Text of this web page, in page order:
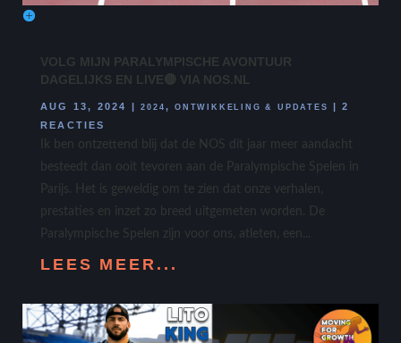
VOLG MIJN PARALYMPISCHE AVONTUUR
DAGELIJKS EN LIVE🔴 VIA NOS.NL
AUG 13, 2024 |2024 ,ONTWIKKELING & UPDATES |2
REACTIES
Ik ben ontzettend blij dat de NOS dit jaar meer aandacht
besteedt dan ooit tevoren aan de Paralympische Spelen in
Parijs. Het is geweldig om te zien dat onze verhalen,
prestaties en inzet zo breed uitgemeten worden. De
Paralympische Spelen zijn voor ons, atleten, een...
LEES MEER...